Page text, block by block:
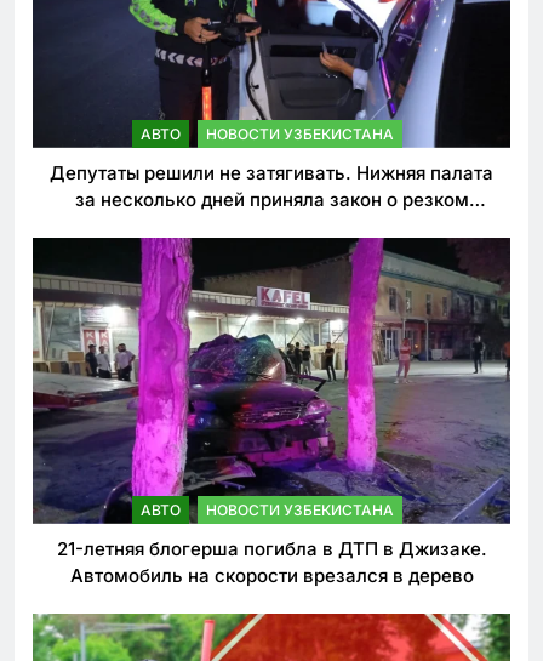
АВТО НОВОСТИ УЗБЕКИСТАНА
Депутаты решили не затягивать. Нижняя палата
за несколько дней приняла закон о резком
АВТО НОВОСТИ УЗБЕКИСТАНА
21-летняя блогерша погибла в ДТП в Джизаке.
Автомобиль на скорости врезался в дерево